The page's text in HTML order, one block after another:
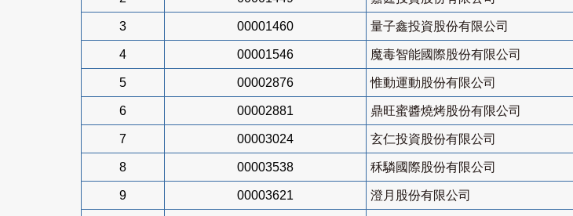
3 00001460 量子鑫投資股份有限公司
4 00001546 魔毒智能國際股份有限公司
5 00002876 惟動運動股份有限公司
6 00002881 鼎旺蜜醬燒烤股份有限公司
7 00003024 玄仁投資股份有限公司
8 00003538 秝驎國際股份有限公司
9 00003621 澄月股份有限公司